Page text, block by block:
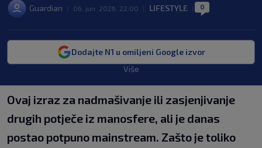
Guardian 06. jun. 2026. 22:00 LIFESTYLE 0
Dodajte N1 u omiljeni Google izvor
Više
Ovaj izraz za nadmašivanje ili zasjenjivanje
drugih potječe iz manosfere, ali je danas
postao potpuno mainstream. Zašto je toliko